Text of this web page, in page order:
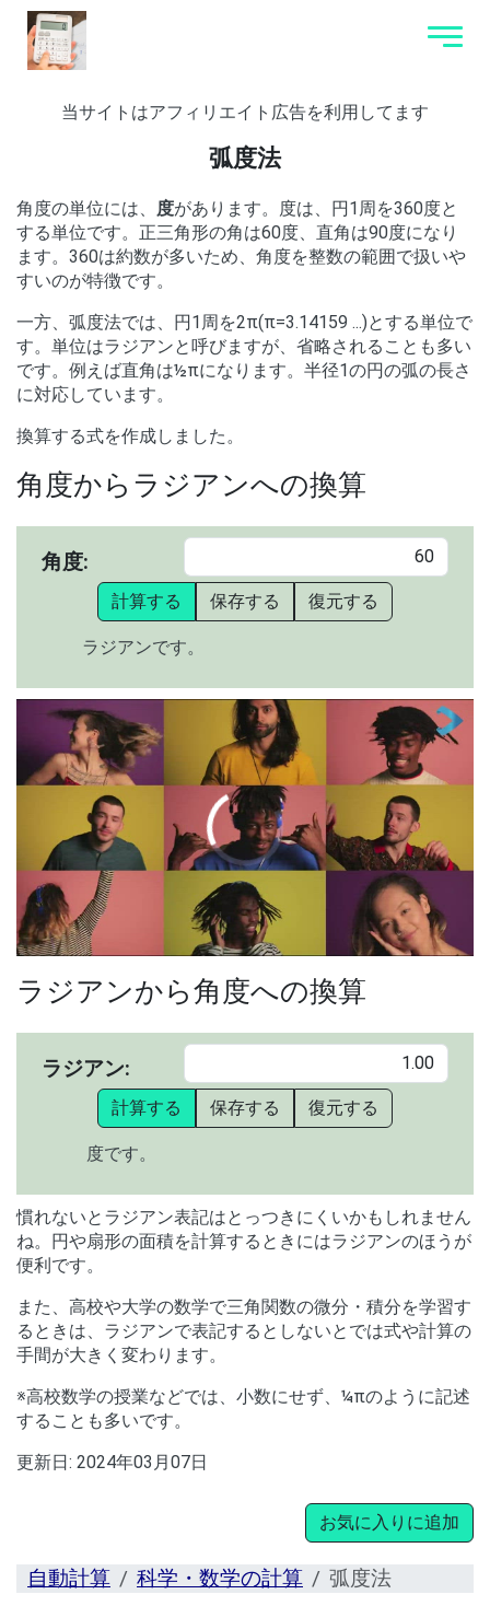
当サイトはアフィリエイト広告を利用してます
弧度法
角度の単位には、 度があります。度は、円1周を360度と
する単位です。正三角形の角は60度、直角は90度になり
ます。360は約数が多いため、角度を整数の範囲で扱いや
すいのが特徴です。
一方、弧度法では、円1周を2π(π=3.14159 ...)とする単位で
す。単位はラジアンと呼びますが、省略されることも多い
です。例えば直角は½πになります。半径1の円の弧の長さ
に対応しています。
換算する式を作成しました。
角度からラジアンへの換算
角度:
計算する 保存する 復元する
ラジアンです。
ラジアンから角度への換算
ラジアン:
計算する 保存する 復元する
度です。
慣れないとラジアン表記はとっつきにくいかもしれません
ね。円や扇形の面積を計算するときにはラジアンのほうが
便利です。
また、高校や大学の数学で三角関数の微分・積分を学習す
るときは、ラジアンで表記するとしないとでは式や計算の
手間が大きく変わります。
※高校数学の授業などでは、小数にせず、¼πのように記述
することも多いです。
更新日: 2024年03月07日
お気に入りに追加
自動計算 科学・数学の計算 弧度法